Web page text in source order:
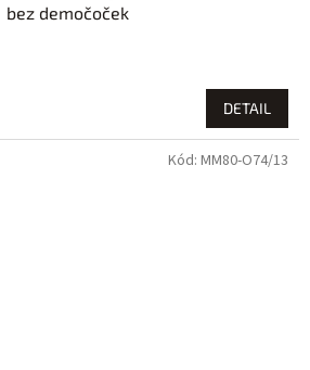
bez demočoček
DETAIL
Kód: MM80-O74/13